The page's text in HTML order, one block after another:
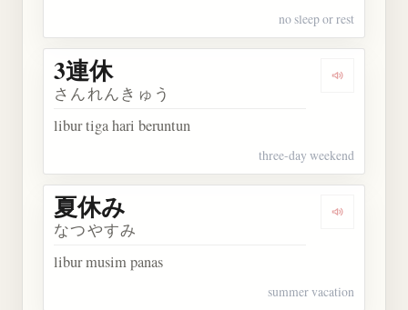
no sleep or rest
Dengarkan
3連休
さんれんきゅう
libur tiga hari beruntun
three-day weekend
Dengarkan
夏休み
なつやすみ
libur musim panas
summer vacation